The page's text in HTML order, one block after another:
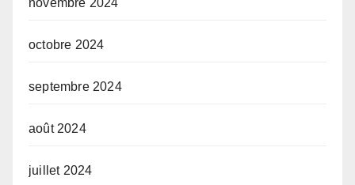
novembre 2024
octobre 2024
septembre 2024
août 2024
juillet 2024